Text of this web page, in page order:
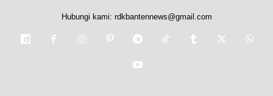
Hubungi kami: rdkbantennews@gmail.com